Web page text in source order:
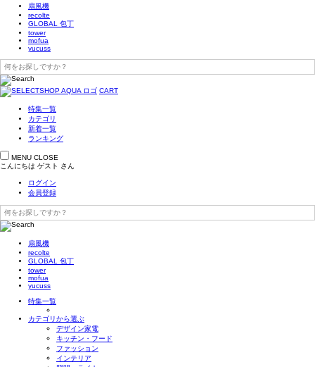
扇風機
recolte
GLOBAL 包丁
tower
mofua
yucuss
CART
特集一覧
カテゴリ
新着一覧
ランキング
MENU CLOSE
こんにちは ゲスト さん
ログイン
会員登録
扇風機
recolte
GLOBAL 包丁
tower
mofua
yucuss
特集一覧
カテゴリから選ぶ
デザイン家電
キッチン・フード
ファッション
インテリア